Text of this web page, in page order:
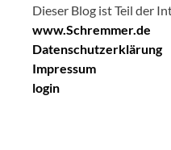
Dieser Blog ist Teil der
www.Schremmer.de
Datenschutzerklärung
Impressum
login